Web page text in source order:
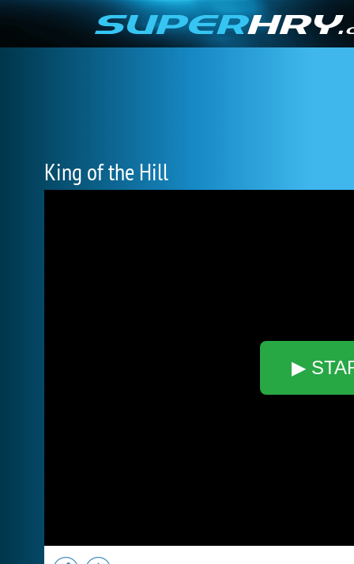
King of the Hill
▶